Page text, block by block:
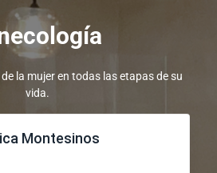
la mujer en todas las etapas de su
vida.